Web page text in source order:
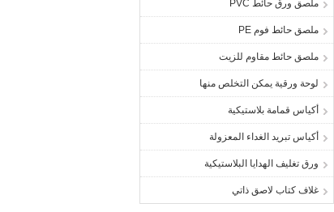
ملصق ورق حائط PVC
ملصق حائط فوم PE
ملصق حائط مقاوم للزيت
لوحة ورقية يمكن التخلص منها
أكياس قمامة بلاستيكية
أكياس تبريد الغداء المعزولة
ورق تغليف الهدايا البلاستيكية
غلاف كتاب لاصق ذاتي